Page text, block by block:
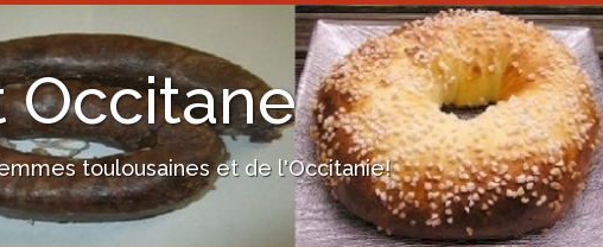
Occitane
toulousaines et de l'Occitanie!